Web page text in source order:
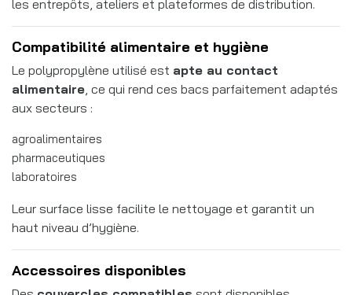
les entrepôts, ateliers et plateformes de distribution.
Compatibilité alimentaire et hygiène
Le polypropylène utilisé est apte au contact
alimentaire , ce qui rend ces bacs parfaitement adaptés
aux secteurs :
agroalimentaires
pharmaceutiques
laboratoires
Leur surface lisse facilite le nettoyage et garantit un
haut niveau d’hygiène.
Accessoires disponibles